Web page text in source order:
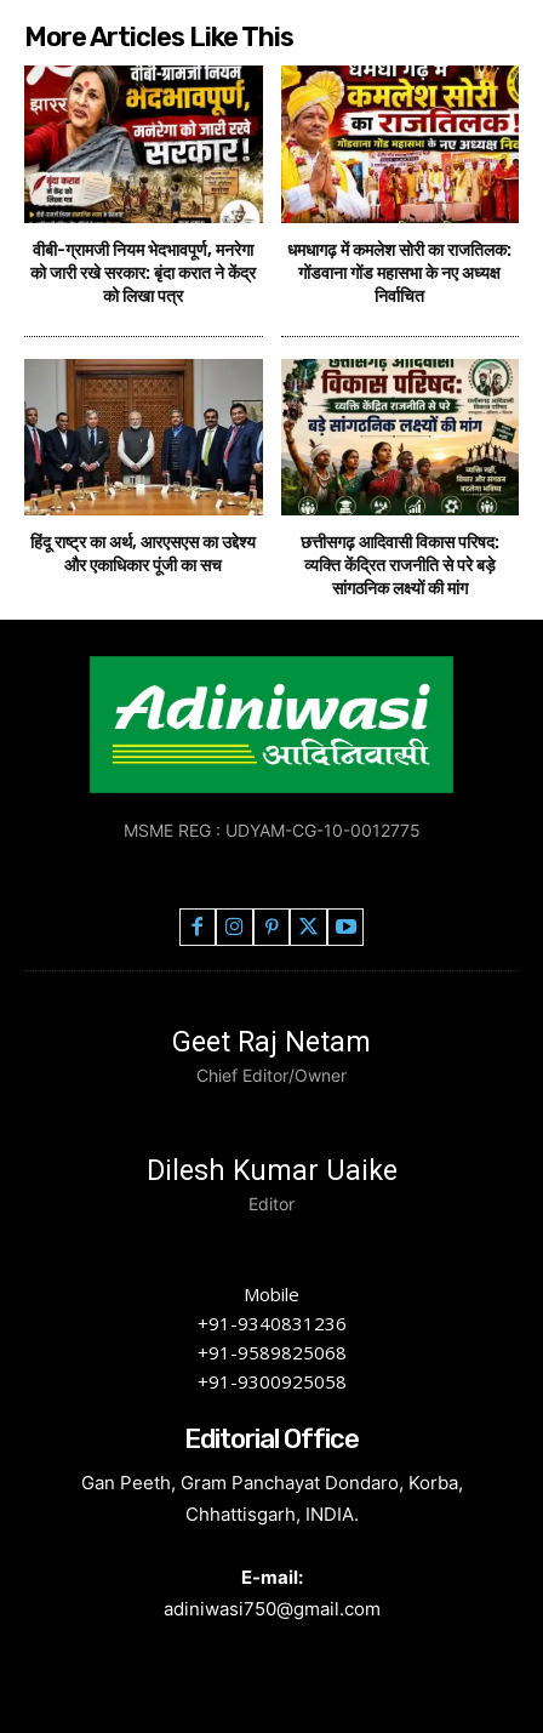
More Articles Like This
वीबी-ग्रामजी नियम भेदभावपूर्ण, मनरेगा
को जारी रखे सरकार: बृंदा करात ने केंद्र
को लिखा पत्र
धमधागढ़ में कमलेश सोरी का राजतिलक:
गोंडवाना गोंड महासभा के नए अध्यक्ष
निर्वाचित
हिंदू राष्ट्र का अर्थ, आरएसएस का उद्देश्य
और एकाधिकार पूंजी का सच
छत्तीसगढ़ आदिवासी विकास परिषद:
व्यक्ति केंद्रित राजनीति से परे बड़े
सांगठनिक लक्ष्यों की मांग
MSME REG : UDYAM-CG-10-0012775
Geet Raj Netam
Chief Editor/Owner
Dilesh Kumar Uaike
Editor
Mobile
+91-9340831236
+91-9589825068
+91-9300925058
Editorial Office
Gan Peeth, Gram Panchayat Dondaro, Korba,
Chhattisgarh, INDIA.
E-mail:
adiniwasi750@gmail.com